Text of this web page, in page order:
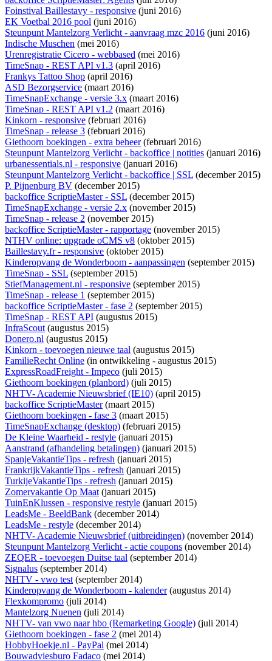
Foinstival Baillestavy - responsive (juni 2016)
EK Voetbal 2016 pool (juni 2016)
Steunpunt Mantelzorg Verlicht - aanvraag mzc 2016 (juni 2016)
Indische Muschen (mei 2016)
Urenregistratie Cicero - webbased (mei 2016)
TimeSnap - REST API v1.3 (april 2016)
Frankys Tattoo Shop (april 2016)
ASD Bezorgservice (maart 2016)
TimeSnapExchange - versie 3.x (maart 2016)
TimeSnap - REST API v1.2 (maart 2016)
Kinkorn - responsive (februari 2016)
TimeSnap - release 3 (februari 2016)
Giethoorn boekingen - extra beheer(februari 2016)
Steunpunt Mantelzorg Verlicht - backoffice | notities (januari 2016)
urbanessentials.nl - responsive (januari 2016)
Steunpunt Mantelzorg Verlicht - backoffice | SSL (december 2015)
P. Pijnenburg BV (december 2015)
backoffice ScriptieMaster - SSL (december 2015)
TimeSnapExchange - versie 2.x (november 2015)
TimeSnap - release 2 (november 2015)
backoffice ScriptieMaster - rapportage (november 2015)
NTHV online: upgrade oCMS v8 (oktober 2015)
Baillestavy.fr - responsive (oktober 2015)
Kinderopvang de Wonderboom - aanpassingen (september 2015)
TimeSnap - SSL (september 2015)
StiefManagement.nl - responsive (september 2015)
TimeSnap - release 1 (september 2015)
backoffice ScriptieMaster - fase 2 (september 2015)
TimeSnap - REST API (augustus 2015)
InfraScout(augustus 2015)
Donero.nl (augustus 2015)
Kinkorn - toevoegen nieuwe taal (augustus 2015)
FamilieRecht Online (in ontwikkeling - augustus 2015)
ExpressRoadFreight - Impeco (juli 2015)
Giethoorn boekingen (planbord) (juli 2015)
NHTV- Academie Nieuwsbrief (IE10) (april 2015)
backoffice ScriptieMaster(maart 2015)
Giethoorn boekingen - fase 3 (maart 2015)
TimeSnapExchange (desktop) (februari 2015)
De Kleine Waarheid - restyle (januari 2015)
Aanstrand (afhandeling betalingen) (januari 2015)
SpanjeVakantieTips - refresh (januari 2015)
FrankrijkVakantieTips - refresh (januari 2015)
TurkijeVakantieTips - refresh (januari 2015)
Zomervakantie Op Maat(januari 2015)
TuinEnKlussen - responsive restyle (januari 2015)
LeadsMe - BeeldBank (december 2014)
LeadsMe - restyle (december 2014)
NHTV- Academie Nieuwsbrief (uitbreidingen) (november 2014)
Steunpunt Mantelzorg Verlicht - actie coupons (november 2014)
ZEQER - toevoegen Duitse taal (september 2014)
Signalus (september 2014)
NHTV - vwo test(september 2014)
Kinderopvang de Wonderboom - kalender(augustus 2014)
Flexkompromo (juli 2014)
Mantelzorg Nuenen (juli 2014)
NHTV- van vwo naar hbo (Remarketing Google) (juli 2014)
Giethoorn boekingen - fase 2 (mei 2014)
HobbyHoekje.nl - PayPal (mei 2014)
Bouwadviesburo Fadaco (mei 2014)